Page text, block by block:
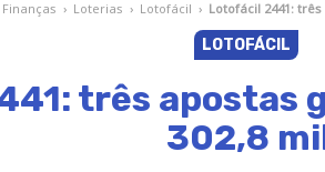
Finanças › Loterias › Lotofácil › Lotofácil 2441:
LOTOFÁCIL
três apostas
302,8